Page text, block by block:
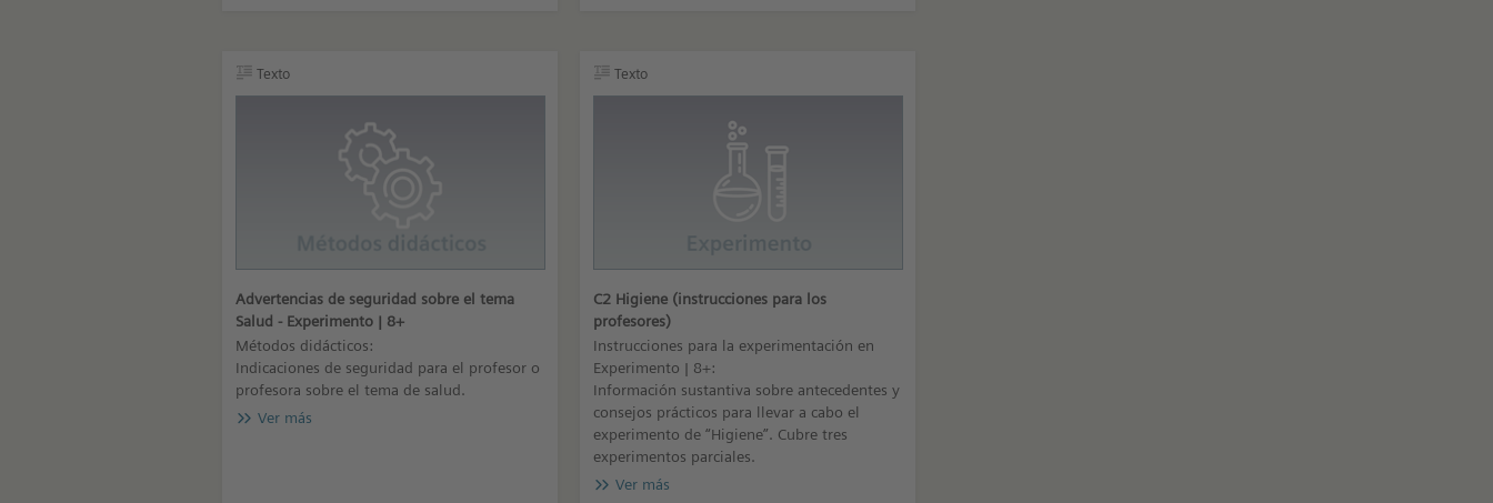
Texto
Advertencias de seguridad sobre el tema
Salud - Experimento | 8+
Métodos didácticos:
Indicaciones de seguridad para el profesor o
profesora sobre el tema de salud.
Ver más
Texto
C2 Higiene (instrucciones para los
profesores)
Instrucciones para la experimentación en
Experimento | 8+:
Información sustantiva sobre antecedentes y
consejos prácticos para llevar a cabo el
experimento de “Higiene”. Cubre tres
experimentos parciales.
Ver más